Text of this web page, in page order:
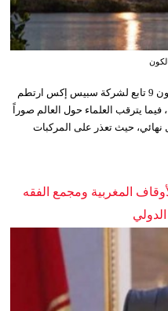
يُعتقد أن جزءاً ضخماً تائهاً من صاروخ فالكون 9 تابع لشركة سبيس إكس ارتطم
يترقب العلماء حول العالم صوراً
حيث تعذر على المركبات
المغربية ومجمع الفقه